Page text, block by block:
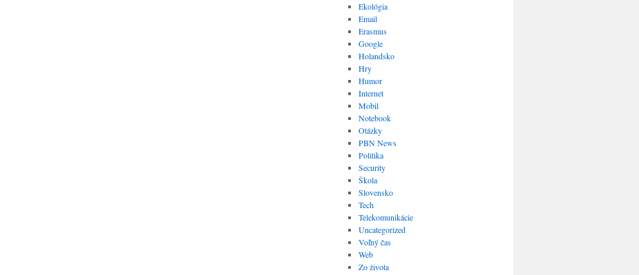
Ekológia
Email
Erasmus
Google
Holandsko
Hry
Humor
Internet
Mobil
Notebook
Otázky
PBN News
Politika
Security
Škola
Slovensko
Tech
Telekomunikácie
Uncategorized
Voľný čas
Web
Zo života